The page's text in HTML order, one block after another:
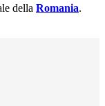
della Romania.